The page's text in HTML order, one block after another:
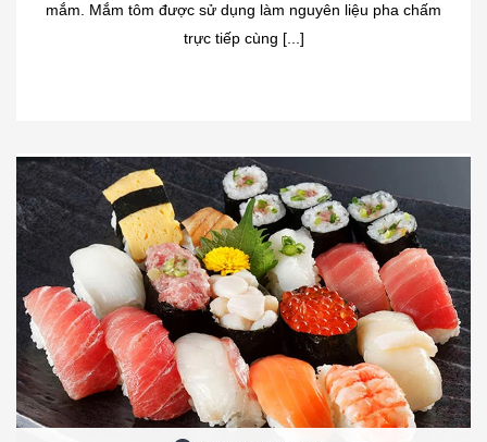
mắm. Mắm tôm được sử dụng làm nguyên liệu pha chấm
trực tiếp cùng [...]